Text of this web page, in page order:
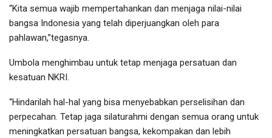
“Kita semua wajib mempertahankan dan menjaga nilai-nilai
bangsa Indonesia yang telah diperjuangkan oleh para
pahlawan,”tegasnya.
Umbola menghimbau untuk tetap menjaga persatuan dan
kesatuan NKRI.
“Hindarilah hal-hal yang bisa menyebabkan perselisihan dan
perpecahan. Tetap jaga silaturahmi dengan semua orang untuk
meningkatkan persatuan bangsa, kekompakan dan lebih